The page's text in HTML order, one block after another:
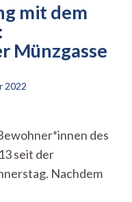
mit dem
Münzgasse
2022
des
seit der
Nachdem